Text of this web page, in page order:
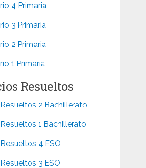
4 Primaria
3 Primaria
2 Primaria
1 Primaria
Resueltos
2 Bachillerato
1 Bachillerato
4 ESO
3 ESO